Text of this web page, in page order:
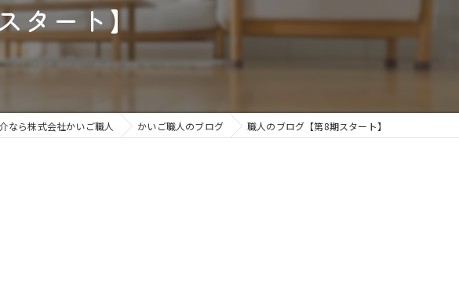
サービス付き高齢者向け住宅
介護離職防止
タート】
なら株式会社かいご職人 かいご職人のブログ 職人のブログ【第8期スタート】